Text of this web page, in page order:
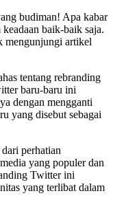
budiman! Apa kabar
baik-baik saja.
mengunjungi artikel
tentang rebranding
baru-baru ini
dengan mengganti
yang disebut sebagai
perhatian
yang populer dan
Twitter ini
yang terlibat dalam